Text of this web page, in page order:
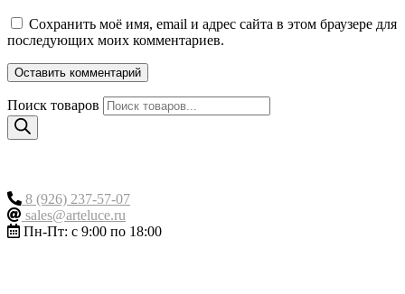
Сохранить моё имя, email и адрес сайта в этом браузере для
последующих моих комментариев.
Поиск товаров
8 (926) 237-57-07
sales@arteluce.ru
Пн-Пт: с 9:00 по 18:00